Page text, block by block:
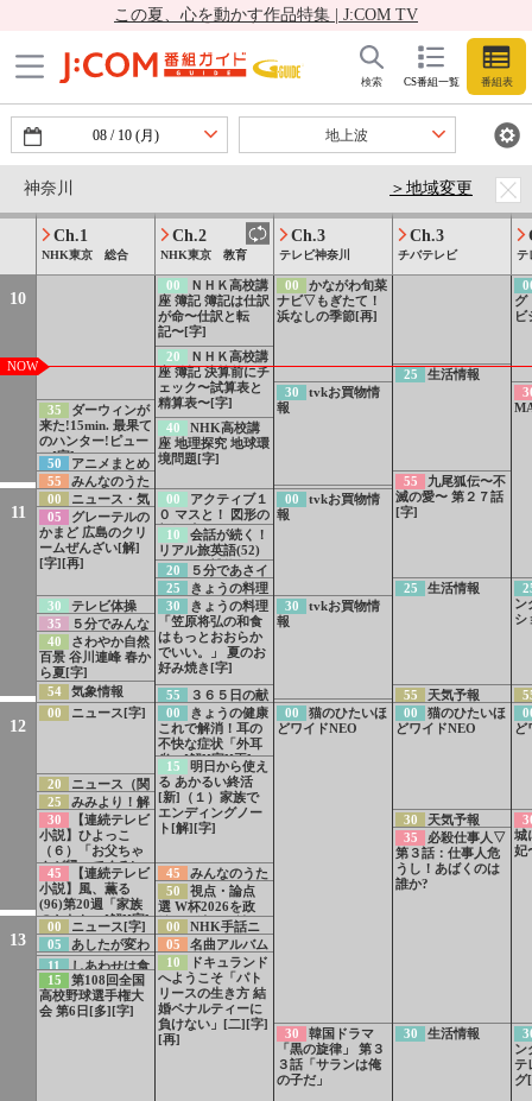
この夏、心を動かす作品特集 | J:COM TV
CS番組一覧 番組表
検索
08 / 10 (月) 地上波
神奈川 ＞地域変更
Ch.1
NHK東京 総合
Ch.2
NHK東京 教育
Ch.3
テレビ神奈川
Ch.3
チバテレビ テ
10
11
12
13
NOW
35
ダーウィンが
来た!15min. 最果て
のハンター!ピュー
マ[字]
50
アニメまとめ
ＰＲ 放送中！注目
の３番組ほか[字]
55
みんなのうた
「マスク・ド・カ
メロ」
00
ニュース・気
象情報[字]
05
グレーテルの
かまど 広島のクリ
ームぜんざい[解]
[字][再]
30
テレビ体操
[字]
35
５分でみんな
の手話（９）食べ
物・飲み物[字][手]
40
さわやか自然
百景 谷川連峰 春か
ら夏[字]
54
気象情報
00
ニュース[字]
20
ニュース（関
東）[字]
25
みみより！解
説 災害時に注意
SNSで広がるデマ
情報[字]
30
【連続テレビ
小説】ひよっこ
（６）「お父ちゃ
んが帰ってくる!」
[解][字]
45
【連続テレビ
小説】風、薫る
(96)第20週「家族
のかたち」[解][字]
[再]
00
ニュース[字]
05
あしたが変わ
るトリセツショー
プロ3000人が選ん
だ!健康体操5分版
[字]
10
所さん！事件
ですよ 夏休みSP 1
分PR
11
しあわせは食
べて寝て待て〜早
春の養生編〜事前
PR[字]
15
第108回全国
高校野球選手権大
会 第6日[多][字]
し・ぐうたらちん
たらスペシャル」
45
ミニアニメ
パティ」
なんでもない[字]
55
みんなのうた
「Umm」/「あ
00
ピタゴラミン
天才てれびく
んgrow 天才てれび
50
アニメまとめ
ＰＲ 放送中！注目
の３番組ほか[字]
全国学校音楽コン
クール ことしも！
ＮコンＭＶ部門 誰
でも何人でも[字]
00
ＮＨＫ高校講
座 簿記 簿記は仕訳
が命〜仕訳と転
記〜[字]
20
ＮＨＫ高校講
座 簿記 決算前にチ
ェック〜試算表と
精算表〜[字]
40
NHK高校講
座 地理探究 地球環
境問題[字]
00
アクティブ１
０ マスと！ 図形の
相似[字]
10
会話が続く！
リアル旅英語(52)
グラミー博物館
「グラミー賞につ
いて聞く」
20
５分であさイ
チ“食養生”で体調
不良を抜け出そう!
[字]
25
きょうの料理
ビギナーズ 甘さを
生かして とうもろ
こし[字]
30
きょうの料理
「笠原将弘の和食
はもっとおおらか
でいい。」 夏のお
好み焼き[字]
55
３６５日の献
立日記「夏の鳥す
き」[字]
00
きょうの健康
これで解消！耳の
不快な症状「外耳
炎」[解][字][再]
15
明日から使え
る あかるい終活
[新]（１）家族で
エンディングノー
ト[解][字]
45
みんなのうた
「マスク・ド・カ
メロ」
50
視点・論点
選 W杯2026を政
治・経済から読み
解く[字]
00
NHK手話ニ
ュース[手]
05
名曲アルバム
「月の光」ドビュ
ッシー作曲
10
ドキュランド
へようこそ「パト
リースの生き方 結
婚ペナルティーに
負けない」[二][字]
[再]
アマイワナ
すって」
59
weather
report
00
かながわ旬菜
ナビ▽もぎたて！
浜なしの季節[再]
30
tvkお買物情
報
59
weather
report
00
tvkお買物情
報
30
tvkお買物情
報
59
weather
report▽カタマリ
オリジナルライ
00
猫のひたいほ
どワイドNEO
30
韓国ドラマ
「黒の旋律」 第３
３話「サランは俺
の子だ」
生活情報
30
朱蒙▽第７１
話[字][二]
25 生活情報
55
九尾狐伝〜不
滅の愛〜 第２７話
[字]
25 生活情報
55
天気予報
00
猫のひたいほ
どワイドNEO
30
天気予報
35
必殺仕事人▽
第３話：仕事人危
うし！あばくのは
誰か?
30 生活情報
た
グ
ビ
ン
シ
ど
城
妃
ン
テ
グ